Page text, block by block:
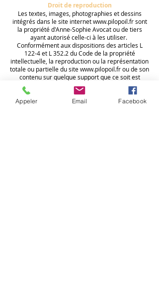
Droit de reproduction
Les textes, images, photographies et dessins
intégrés dans le site internetwww.pilopoil.frsont
la propriété d'Anne-Sophie Avocat ou de tiers
ayant autorisé celle-ci à les utiliser.
Conformément aux dispositions des articles L
122-4 et L 352.2 du Code de la propriété
intellectuelle, la reproduction ou la représentation
totale ou partielle du sitewww.pilopoil.frou de son
contenu sur quelque support que ce soit est
strictement interdite sauf autorisation expresse
d'Anne-Sophie Avocat.
Appeler Email Facebook